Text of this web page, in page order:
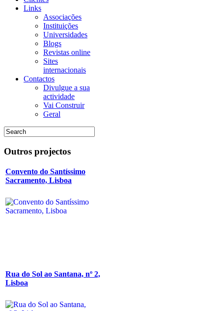
Links
Associações
Instituições
Universidades
Blogs
Revistas online
Sites
internacionais
Contactos
Divulgue a sua
actividade
Vai Construir
Geral
Outros projectos
Convento do Santíssimo
Sacramento, Lisboa
Rua do Sol ao Santana, nº 2,
Lisboa